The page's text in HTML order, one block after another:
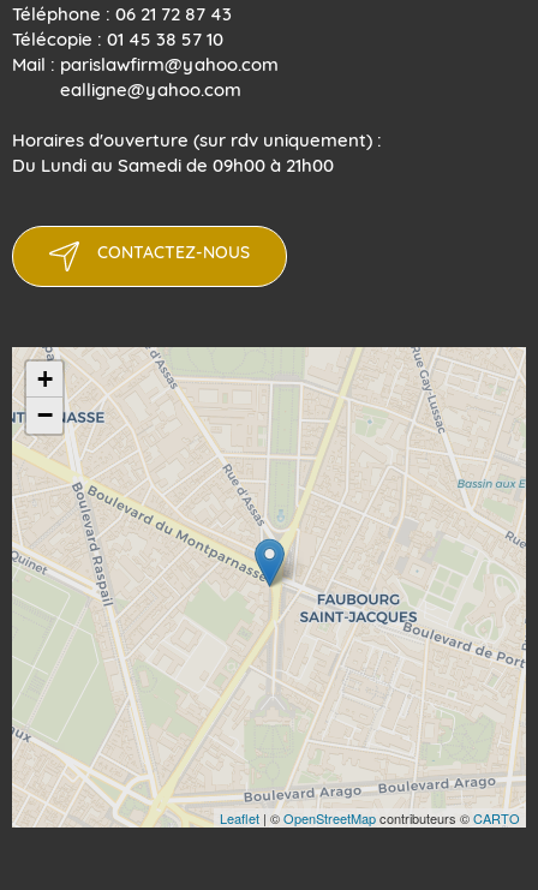
Téléphone : 06 21 72 87 43
Télécopie : 01 45 38 57 10
Mail : parislawfirm@yahoo.com
​​​​​​​ ealligne@yahoo.com
Horaires d'ouverture (sur rdv uniquement) :
Du Lundi au Samedi de 09h00 à 21h00
CONTACTEZ-NOUS
+
−
Leaflet | ©OpenStreetMapcontributeurs ©CARTO